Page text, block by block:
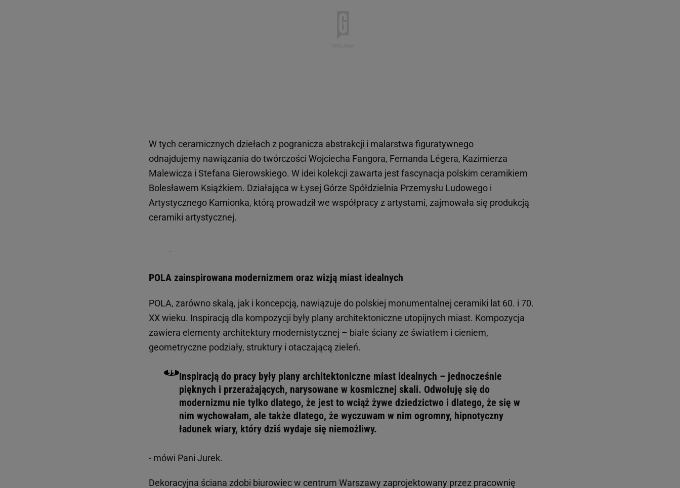
W tych ceramicznych dziełach z pogranicza abstrakcji i malarstwa figuratywnego
odnajdujemy nawiązania do twórczości Wojciecha Fangora, Fernanda Légera, Kazimierza
Malewicza i Stefana Gierowskiego. W idei kolekcji zawarta jest fascynacja polskim ceramikiem
Bolesławem Książkiem. Działająca w Łysej Górze Spółdzielnia Przemysłu Ludowego i
Artystycznego Kamionka, którą prowadził we współpracy z artystami, zajmowała się produkcją
ceramiki artystycznej.
POLA zainspirowana modernizmem oraz wizją miast idealnych
POLA, zarówno skalą, jak i koncepcją, nawiązuje do polskiej monumentalnej ceramiki lat 60. i 70.
XX wieku. Inspiracją dla kompozycji były plany architektoniczne utopijnych miast. Kompozycja
zawiera elementy architektury modernistycznej – białe ściany ze światłem i cieniem,
geometryczne podziały, struktury i otaczającą zieleń.
Inspiracją do pracy były plany architektoniczne miast idealnych – jednocześnie
pięknych i przerażających, narysowane w kosmicznej skali. Odwołuję się do
modernizmu nie tylko dlatego, że jest to wciąż żywe dziedzictwo i dlatego, że się w
nim wychowałam, ale także dlatego, że wyczuwam w nim ogromny, hipnotyczny
ładunek wiary, który dziś wydaje się niemożliwy.
- mówi Pani Jurek.
Dekoracyjna ściana zdobi biurowiec w centrum Warszawy zaprojektowany przez pracownię